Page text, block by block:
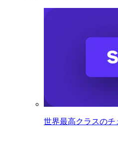
世界最高クラスのチ